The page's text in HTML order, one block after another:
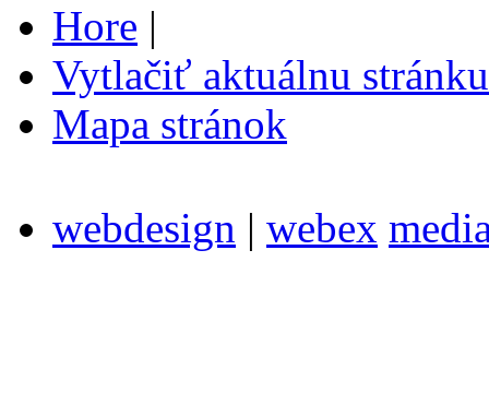
Hore |
Vytlačiť aktuálnu stránku
Mapa stránok
webdesign | webex